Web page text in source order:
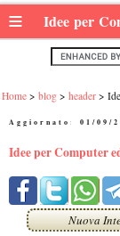
≡ Idee per
Home blog header
Aggiornato: 01/09/
Idee per Computer
Nuova